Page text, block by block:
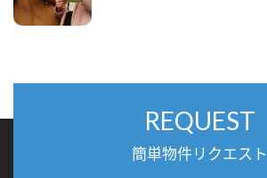
REQUEST
簡単物件リクエスト